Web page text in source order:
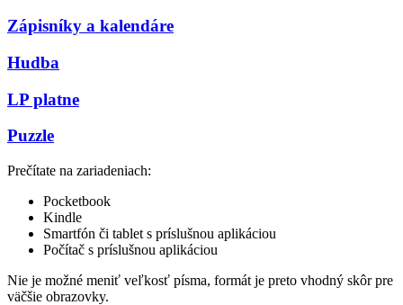
Zápisníky a kalendáre
Hudba
LP platne
Puzzle
Prečítate na zariadeniach:
Pocketbook
Kindle
Smartfón či tablet s príslušnou aplikáciou
Počítač s príslušnou aplikáciou
Nie je možné meniť veľkosť písma, formát je preto vhodný skôr pre
väčšie obrazovky.